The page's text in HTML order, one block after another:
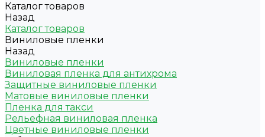
Каталог товаров
Назад
Каталог товаров
Виниловые пленки
Назад
Виниловые пленки
Виниловая пленка для антихрома
Защитные виниловые пленки
Матовые виниловые пленки
Пленка для такси
Рельефная виниловая пленка
Цветные виниловые пленки